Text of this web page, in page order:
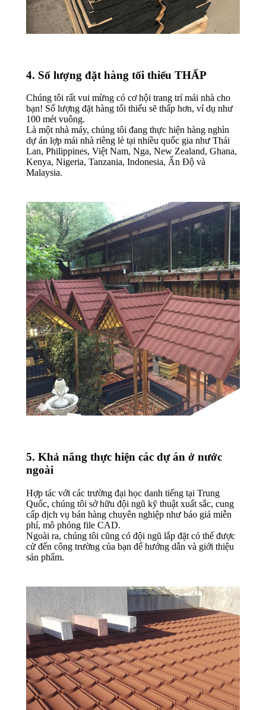
4. Số lượng đặt hàng tối thiểu THẤP
Chúng tôi rất vui mừng có cơ hội trang trí mái nhà cho
bạn! Số lượng đặt hàng tối thiểu sẽ thấp hơn, ví dụ như
100 mét vuông.
Là một nhà máy, chúng tôi đang thực hiện hàng nghìn
dự án lợp mái nhà riêng lẻ tại nhiều quốc gia như Thái
Lan, Philippines, Việt Nam, Nga, New Zealand, Ghana,
Kenya, Nigeria, Tanzania, Indonesia, Ấn Độ và
Malaysia.
5. Khả năng thực hiện các dự án ở nước
ngoài
Hợp tác với các trường đại học danh tiếng tại Trung
Quốc, chúng tôi sở hữu đội ngũ kỹ thuật xuất sắc, cung
cấp dịch vụ bán hàng chuyên nghiệp như báo giá miễn
phí, mô phỏng file CAD.
Ngoài ra, chúng tôi cũng có đội ngũ lắp đặt có thể được
cử đến công trường của bạn để hướng dẫn và giới thiệu
sản phẩm.